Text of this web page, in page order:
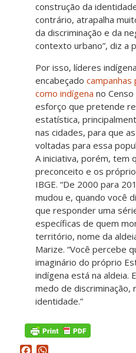
construção da
contrário, atrapalha
da discriminação e da
contexto urbano”, diz a
Por isso, líderes
encabeçado campanhas
como indígena no
esforço que pretende
estatística,
nas cidades, para que
voltadas para essa
A iniciativa, porém, tem
preconceito e os
IBGE. “De 2000 para
mudou e, quando você
que responder uma
específicas de quem
território, nome da
Marize. “Você percebe
imaginário do próprio
indígena está na aldeia.
medo de discriminação,
identidade.”